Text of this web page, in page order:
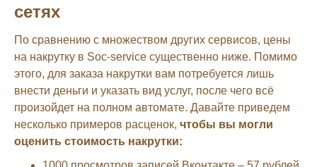
сетях
По сравнению с множеством других сервисов, цены
на накрутку в Soc-service существенно ниже. Помимо
этого, для заказа накрутки вам потребуется лишь
внести деньги и указать вид услуг, после чего всё
произойдет на полном автомате. Давайте приведем
несколько примеров расценок, чтобы вы могли
оценить стоимость накрутки: